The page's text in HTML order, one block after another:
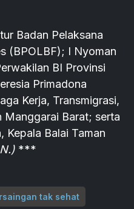
Badan Pelaksana
(BPOLBF); I Nyoman
BI Provinsi
Primadona
Kerja, Transmigrasi,
Manggarai Barat; serta
Kepala Balai Taman
***
tak sehat